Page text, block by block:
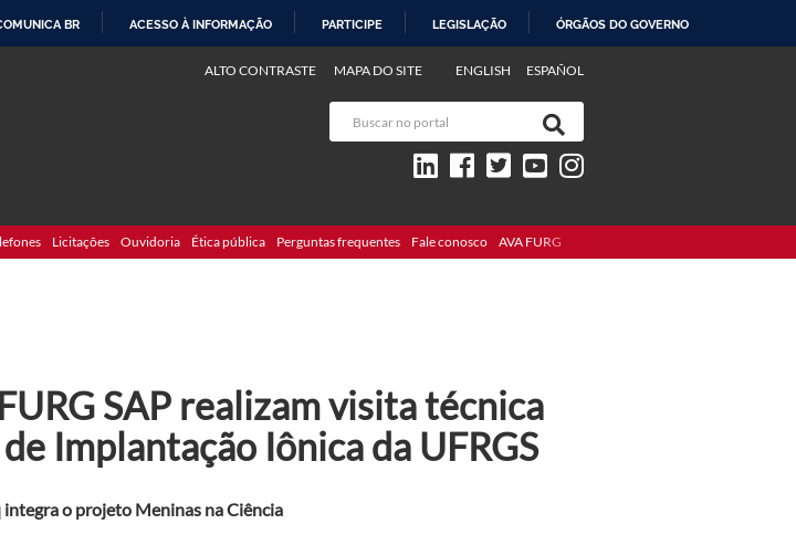
BR ACESSO À INFORMAÇÃO PARTICIPE LEGISLAÇÃO ÓRGÃOS DO GOVERNO
ENGLISH ESPAÑOL
ALTO CONTRASTE MAPA DO SITE
Licitações Ouvidoria Ética pública Perguntas frequentes Fale conosco AVA FURG
SAP realizam visita técnica
Implantação Iônica da UFRGS
o projeto Meninas na Ciência